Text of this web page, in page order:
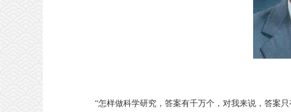
“怎样做科学研究，答案有千万个，对我来说，答案